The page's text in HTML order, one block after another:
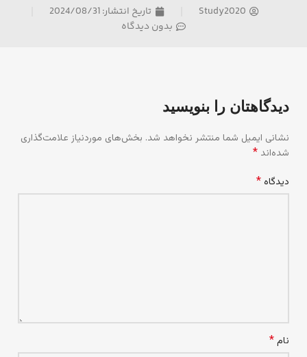
Study2020 تاریخ انتشار:2024/08/31
بدون دیدگاه
دیدگاهتان را بنویسید
نشانی ایمیل شما منتشر نخواهد شد. بخش‌های موردنیاز علامت‌گذاری
شده‌اند *
دیدگاه *
نام*